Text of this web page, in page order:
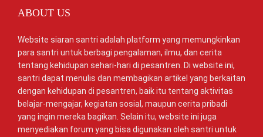
ABOUT US
Website siaran santri adalah platform yang memungkinkan
para santri untuk berbagi pengalaman, ilmu, dan cerita
tentang kehidupan sehari-hari di pesantren. Di website ini,
santri dapat menulis dan membagikan artikel yang berkaitan
dengan kehidupan di pesantren, baik itu tentang aktivitas
belajar-mengajar, kegiatan sosial, maupun cerita pribadi
yang ingin mereka bagikan. Selain itu, website ini juga
menyediakan forum yang bisa digunakan oleh santri untuk